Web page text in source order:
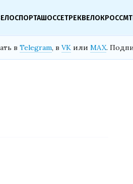
ШОССЕТРЕКВЕЛОКРОСС
в Telegram, в VK или MAX.